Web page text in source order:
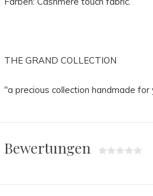
THE GRAND COLLECTION
"a precious collection handmade for
Bewertungen